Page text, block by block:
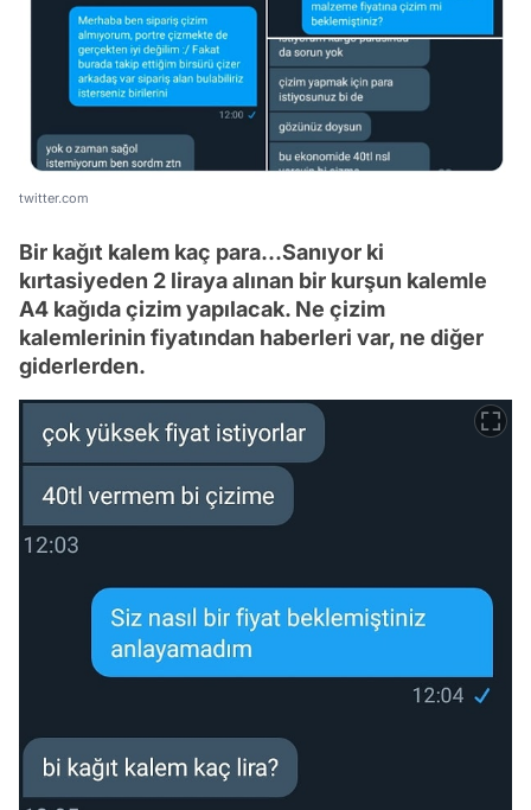
twitter.com
Bir kağıt kalem kaç para...Sanıyor ki
kırtasiyeden 2 liraya alınan bir kurşun kalemle
A4 kağıda çizim yapılacak. Ne çizim
kalemlerinin fiyatından haberleri var, ne diğer
giderlerden.